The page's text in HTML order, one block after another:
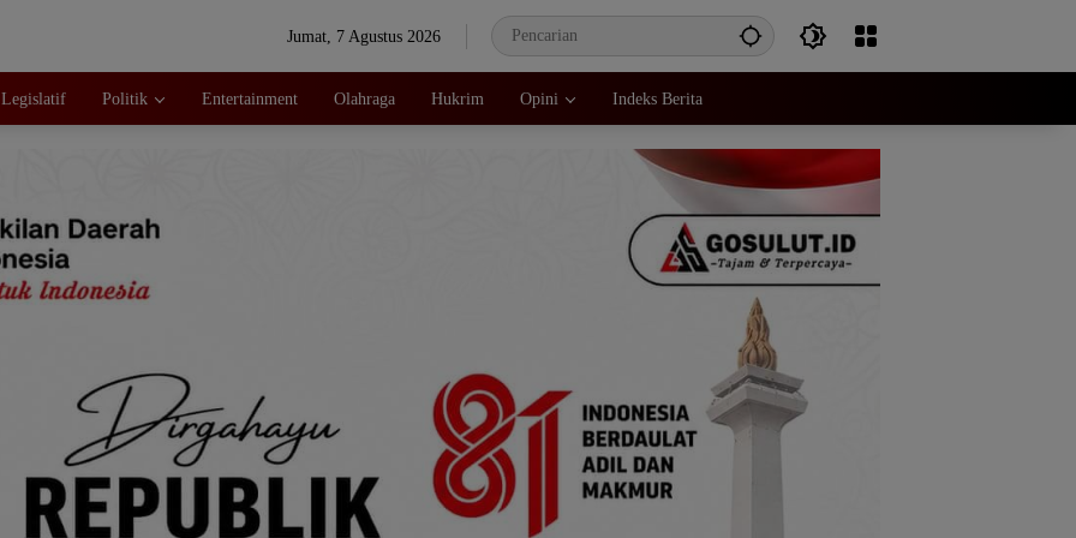
Jumat, 7 Agustus 2026
Legislatif Politik Entertainment Olahraga Hukrim Opini Indeks Berita